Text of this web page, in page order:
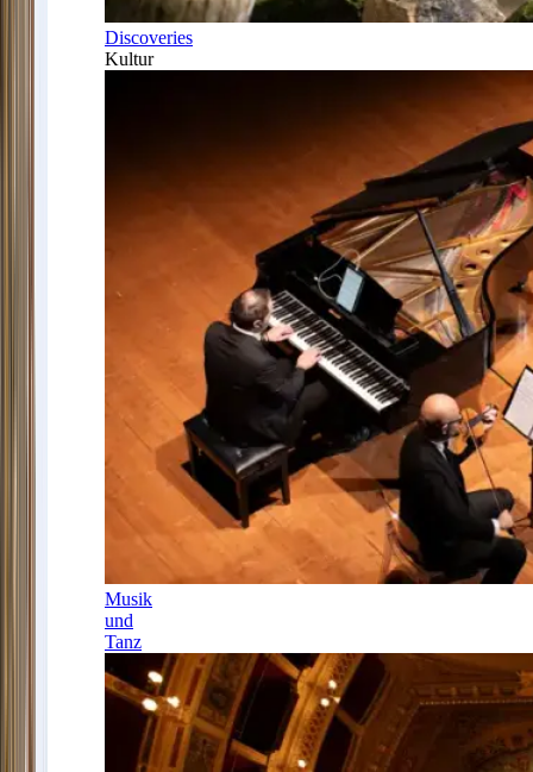
Discoveries
Kultur
Musik
und
Tanz